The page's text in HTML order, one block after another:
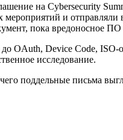
на Cybersecurity
и
пока вредоносное ПО
Device Code, ISO-
исследование.
поддельные письма